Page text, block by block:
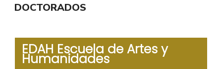
DOCTORADOS
EDAH Escuela de Artes y
Humanidades